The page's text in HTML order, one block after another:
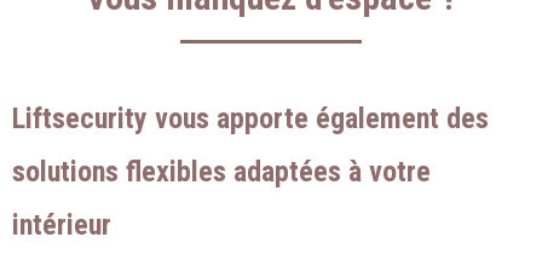
Liftsecurity vous apporte également des
solutions flexibles adaptées à votre
intérieur